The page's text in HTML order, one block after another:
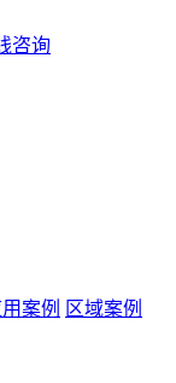
咨询
案例 区域案例